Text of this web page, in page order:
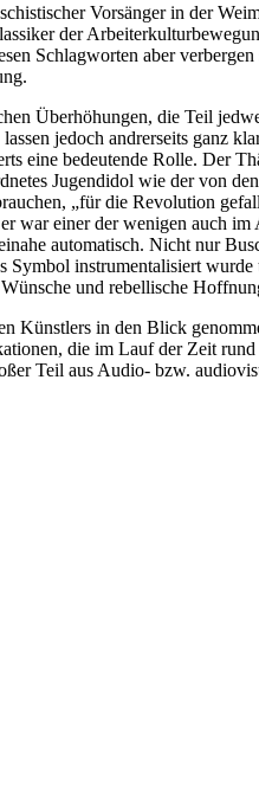
Vorsänger in der
der
Schlagworten aber
Überhöhungen, die Teil
jedoch andrerseits ganz
eine bedeutende Rolle.
Jugendidol wie der von
„für die Revolution
war einer der wenigen auch
automatisch. Nicht nur
instrumentalisiert
und rebellische
Künstlers in den Blick
die im Lauf der Zeit
Teil aus Audio- bzw.